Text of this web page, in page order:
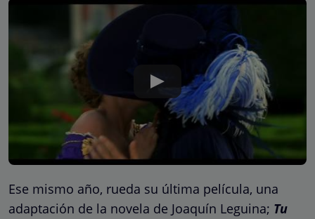
Ese mismo año, rueda su última película, una
adaptación de la novela de Joaquín Leguina; Tu